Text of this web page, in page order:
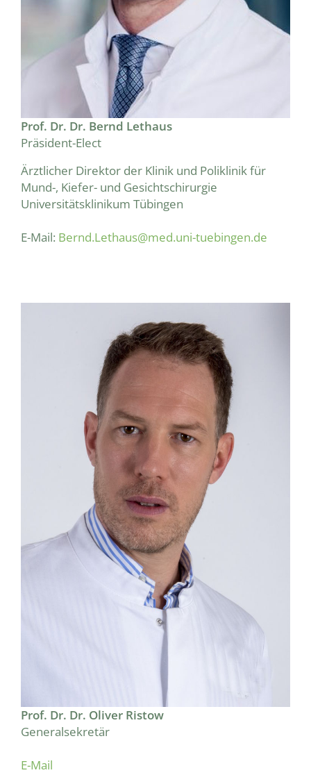
Prof. Dr. Dr. Bernd Lethaus
Präsident-Elect
Ärztlicher Direktor der Klinik und Poliklinik für
Mund-, Kiefer- und Gesichtschirurgie
Universitätsklinikum Tübingen
E-Mail: Bernd.Lethaus@med.uni-tuebingen.de
Prof. Dr. Dr. Oliver Ristow
Generalsekretär
E-Mail